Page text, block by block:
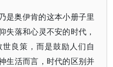
是奥伊肯的这本小册子里
失落和心灵不安的时代，
良策，而是鼓励人们自
生活而言，时代的区别并